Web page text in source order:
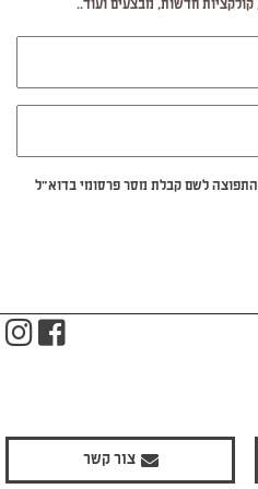
קולקציות חדשות, מבצעים ועוד..
לשם קבלת מסר פרסומי בדוא"ל
צור קשר